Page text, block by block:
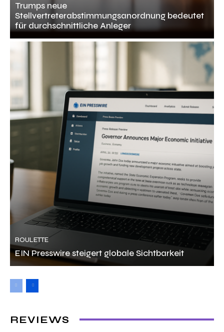
Trumps neue
Stellvertreterabstimmungsanordnung bedeutet
für durchschnittliche Anleger
ROULETTE
EIN Presswire steigert globale Sichtbarkeit
REVIEWS